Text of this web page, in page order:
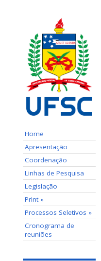
Home
Apresentação
Coordenação
Linhas de Pesquisa
Legislação
PrInt »
Processos Seletivos »
Cronograma de
reuniões